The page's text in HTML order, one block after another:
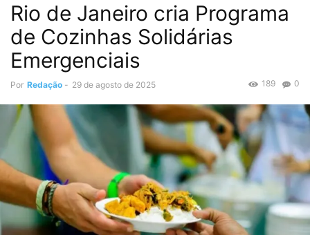
Rio de Janeiro cria Programa
de Cozinhas Solidárias
Emergenciais
Por Redação - 29 de agosto de 2025 0
189